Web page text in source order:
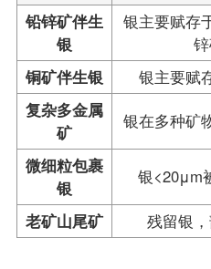
铅锌矿伴生
银
银主要赋存
铜矿伴生银 银主要赋
复杂多金属
矿
银在多种矿
微细粒包裹
银
银<20μm
老矿山尾矿 残留银